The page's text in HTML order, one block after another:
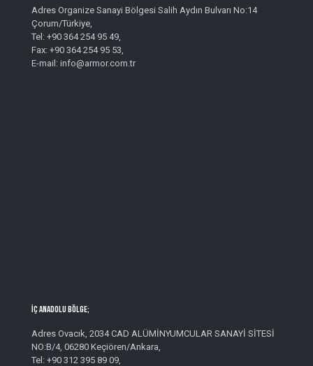
Adres Organize Sanayi Bölgesi Salih Aydın Bulvarı No:14
Çorum/Türkiye,
Tel: +90 364 254 95 49,
Fax: +90 364 254 95 53,
E-mail: info@armor.com.tr
İç Anadolu Bölge;
Adres Ovacık, 2034 CAD ALÜMİNYUMCULAR SANAYİ SİTESİ
NO:B/4, 06280 Keçiören/Ankara,
Tel: +90 312 395 89 09,